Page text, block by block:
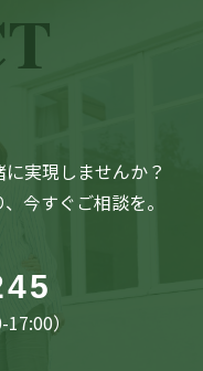
実現しませんか？
今すぐご相談を。
）